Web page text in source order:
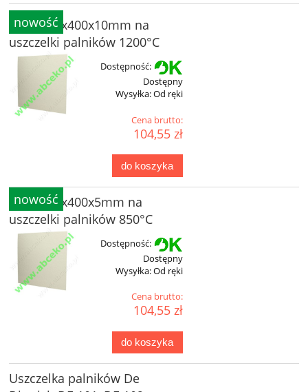
Płyta 500x400x10mm na
uszczelki palników 1200°C
Dostępność:
Dostępny
Wysyłka:Od ręki
Cena brutto:
104,55 zł
do koszyka
nowość
Płyta 500x400x5mm na
uszczelki palników 850°C
Dostępność:
Dostępny
Wysyłka:Od ręki
Cena brutto:
104,55 zł
do koszyka
nowość
Uszczelka palników De